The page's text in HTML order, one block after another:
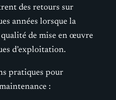
des retours sur
années lorsque la
de mise en œuvre
d’exploitation.
pratiques pour
: